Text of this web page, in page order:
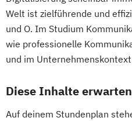
Welt ist zielführende und
und O. Im Studium
wie professionelle
und im
Diese Inhalte
Auf deinem Stundenplan